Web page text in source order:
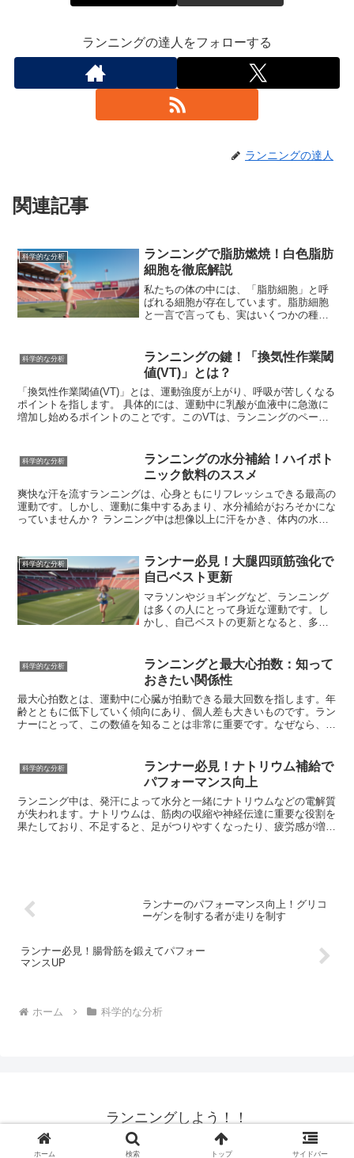
ランニングの達人をフォローする
ランニングの達人
関連記事
科学的な分析
ランニングで脂肪燃焼！白色脂肪
細胞を徹底解説
私たちの体の中には、「脂肪細胞」と呼
ばれる細胞が存在しています。脂肪細胞
と一言で言っても、実はいくつかの種類
は、皮下や内臓周辺に蓄積し、エネルギ
ーを脂肪として蓄えるという重要な役割
を担っています。私たちが食事から摂取
したエネルギーのうち、使いきれなかっ
たエネルギーは中性脂肪に変換され、こ
の白色脂肪細胞に蓄えられます。そし
て利用されます。つまり、白色脂肪細胞
はエネルギーの貯蔵庫として、私たちの
生命維持に欠かせない役割を担っている
と言えるでしょう。
科学的な分析
ランニングの鍵！「換気性作業閾
値(VT)」とは？
「換気性作業閾値(VT)」とは、運動強度が上がり、呼吸が苦しくなる
ポイントを指します。 具体的には、運動中に乳酸が血液中に急激に
増加し始めるポイントのことです。このVTは、ランニングのペース
科学的な分析
ランニングの水分補給！ハイポト
ニック飲料のススメ
爽快な汗を流すランニングは、心身ともにリフレッシュできる最高の
運動です。しかし、運動に集中するあまり、水分補給がおろそかにな
っていませんか？ ランニング中は想像以上に汗をかき、体内の水分
の低下や、疲労感の増大、集中力の散漫などが挙げられます。さら
に、熱中症のリスクも高まります。熱中症は、命に関わる危険性もあ
るため、決して軽視できません。快適で安全なランニングを楽しむた
めには、こまめな水分補給を心がけましょう。
科学的な分析
ランナー必見！大腿四頭筋強化で
自己ベスト更新
マラソンやジョギングなど、ランニング
は多くの人にとって身近な運動です。し
かし、自己ベストの更新となると、多く
マンスの向上には、大腿四頭筋という筋
肉が大きく関わっています。大腿四頭筋
とは、太ももの前側にある大きな筋肉の
総称で、人体の中でも特に強力な筋肉で
す。この筋肉は、ランニングにおいて、
地面を蹴り出す推進力を生み出すという
力強く地面を蹴り出すことができ、歩幅
が広がり、スピードアップに繋がるので
す。
科学的な分析
ランニングと最大心拍数：知って
おきたい関係性
最大心拍数とは、運動中に心臓が拍動できる最大回数を指します。年
齢とともに低下していく傾向にあり、個人差も大きいものです。ラン
ナーにとって、この数値を知ることは非常に重要です。なぜなら、最
ールすることができます。例えば、脂肪燃焼を目的としたランニング
では、最大心拍数の60%程度の強度が効果的と言われています。一
方、心肺機能向上を目指す場合は、より高い強度が必要になります。
このように、最大心拍数を基準にすることで、自身のトレーニングレ
ベルや目的に合った運動強度を設定することが可能になります。
科学的な分析
ランナー必見！ナトリウム補給で
パフォーマンス向上
ランニング中は、発汗によって水分と一緒にナトリウムなどの電解質
が失われます。ナトリウムは、筋肉の収縮や神経伝達に重要な役割を
果たしており、不足すると、足がつりやすくなったり、疲労感が増し
ランナーのパフォーマンス向上！グリコ
ーゲンを制する者が走りを制す
ランナー必見！腸骨筋を鍛えてパフォー
マンスUP
ホーム 科学的な分析
ランニングしよう！！
© 2024 ランニングしよう！！.
ホーム 検索 トップ サイドバー